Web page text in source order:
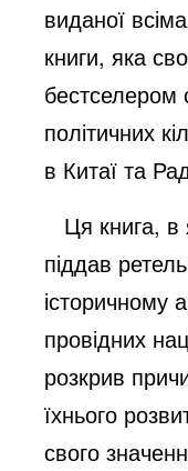
виданої
книги, яка
бестселером
політичних
в Китаї та
Ця книга, в
піддав
історичному
провідних
розкрив
їхнього
свого